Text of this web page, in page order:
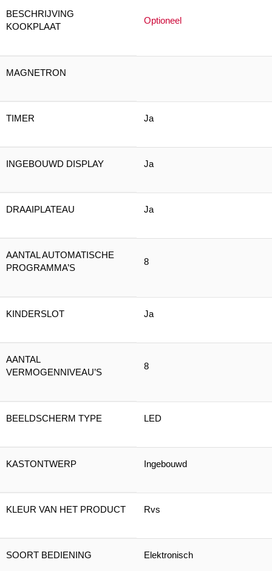
BESCHRIJVING
KOOKPLAAT
Optioneel
MAGNETRON
TIMER Ja
INGEBOUWD DISPLAY Ja
DRAAIPLATEAU Ja
AANTAL AUTOMATISCHE
PROGRAMMA’S
8
KINDERSLOT Ja
AANTAL
VERMOGENNIVEAU’S
8
BEELDSCHERM TYPE LED
KASTONTWERP Ingebouwd
KLEUR VAN HET PRODUCT Rvs
SOORT BEDIENING Elektronisch